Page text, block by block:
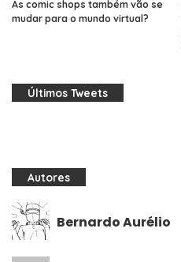
As comic shops também vão se
mudar para o mundo virtual?
Últimos Tweets
Autores
Bernardo Aurélio